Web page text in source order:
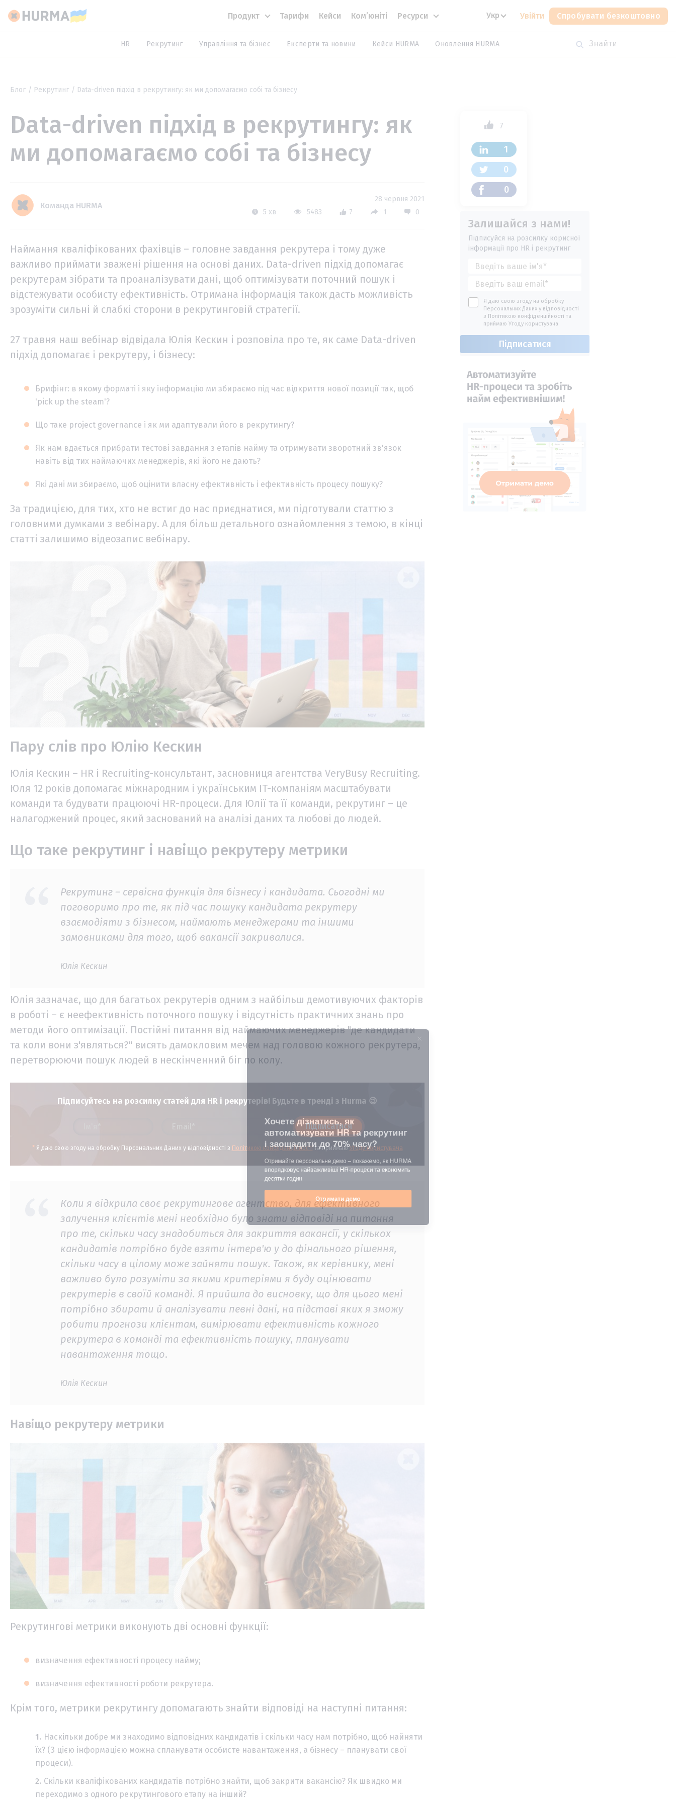
Продукт Тарифи Кейси Комʼюніті Ресурси Укр Увійти Спробувати безкоштовно
HR Рекрутинг Управління та бізнес Експерти та новини Кейси HURMA Оновлення HURMA
Блог Рекрутинг Data-driven підхід в рекрутингу: як ми допомагаємо собі та бізнесу
Data-driven підхід в рекрутингу: як
ми допомагаємо собі та бізнесу
Команда HURMA
28 червня 2021
5 хв
5483 7 1 0
Наймання кваліфікованих фахівців – головне завдання рекрутера і тому дуже
важливо приймати зважені рішення на основі даних. Data-driven підхід допомагає
рекрутерам зібрати та проаналізувати дані, щоб оптимізувати поточний пошук і
відстежувати особисту ефективність. Отримана інформація також дасть можливість
зрозуміти сильні й слабкі сторони в рекрутинговій стратегії.
27 травня наш вебінар відвідала Юлія Кескин і розповіла про те, як саме Data-driven
підхід допомагає і рекрутеру, і бізнесу:
Брифінг: в якому форматі і яку інформацію ми збираємо під час відкриття нової позиції так, щоб
'pick up the steam'?
Що таке project governance і як ми адаптували його в рекрутингу?
Як нам вдається прибрати тестові завдання з етапів найму та отримувати зворотний зв'язок
навіть від тих наймаючих менеджерів, які його не дають?
Які дані ми збираємо, щоб оцінити власну ефективність і ефективність процесу пошуку?
За традицією, для тих, хто не встиг до нас приєднатися, ми підготували статтю з
головними думками з вебінару. А для більш детального ознайомлення з темою, в кінці
статті залишимо відеозапис вебінару.
Пару слів про Юлію Кескин
Юлія Кескин – HR і Recruiting-консультант, засновниця агентства VeryBusy Recruiting.
Юля 12 років допомагає міжнародним і українським IT-компаніям масштабувати
команди та будувати працюючі HR-процеси. Для Юлії та її команди, рекрутинг – це
налагоджений процес, який заснований на аналізі даних та любові до людей.
Що таке рекрутинг і навіщо рекрутеру метрики
Рекрутинг – сервісна функція для бізнесу і кандидата. Сьогодні ми
поговоримо про те, як під час пошуку кандидата рекрутеру
взаємодіяти з бізнесом, наймають менеджерами та іншими
замовниками для того, щоб вакансії закривалися.
Юлія Кескин
Юлія зазначає, що для багатьох рекрутерів одним з найбільш демотивуючих факторів
в роботі – є неефективність поточного пошуку і відсутність практичних знань про
методи його оптимізації. Постійні питання від наймаючих менеджерів "де кандидати
та коли вони з'являться?" висять дамокловим мечем над головою кожного рекрутера,
перетворюючи пошук людей в нескінченний біг по колу.
Підписуйтесь на розсилку статей для HR і рекрутерів! Будьте в тренді з Hurma 😉
Підписатися
* Я даю свою згоду на обробку Персональних Даних у відповідності з Політикою конфіденційностіта приймаюУгоду користувача
Коли я відкрила своє рекрутингове агентство, для ефективного
залучення клієнтів мені необхідно було знати відповіді на питання
про те, скільки часу знадобиться для закриття вакансії, у скількох
кандидатів потрібно буде взяти інтерв'ю у до фінального рішення,
скільки часу в цілому може зайняти пошук. Також, як керівнику, мені
важливо було розуміти за якими критеріями я буду оцінювати
рекрутерів в своїй команді. Я прийшла до висновку, що для цього мені
потрібно збирати й аналізувати певні дані, на підставі яких я зможу
робити прогнози клієнтам, вимірювати ефективність кожного
рекрутера в команді та ефективність пошуку, планувати
навантаження тощо.
Юлія Кескин
Навіщо рекрутеру метрики
Рекрутингові метрики виконують дві основні функції:
визначення ефективності процесу найму;
визначення ефективності роботи рекрутера.
Крім того, метрики рекрутингу допомагають знайти відповіді на наступні питання:
Наскільки добре ми знаходимо відповідних кандидатів і скільки часу нам потрібно, щоб найняти
їх? (З цією інформацією можна спланувати особисте навантаження, а бізнесу – планувати свої
процеси).
Скільки кваліфікованих кандидатів потрібно знайти, щоб закрити вакансію? Як швидко ми
переходимо з одного рекрутингового етапу на інший?
7
1
0
0
Залишайся з нами!
Підписуйся на розсилку корисної
інформації про HR і рекрутинг
Я даю свою згоду на обробку
Персональних Даних у відповідності
з Політикою конфіденційності та
приймаю Угоду користувача